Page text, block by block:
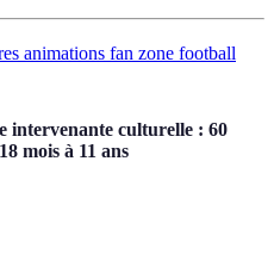
animations fan zone football
intervenante culturelle : 60
mois à 11 ans